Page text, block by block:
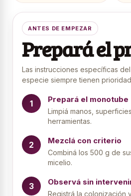
ANTES DE EMPEZAR
Prepará el
Las instrucciones específicas
especie siempre tienen
Prepará el monotube
Limpiá manos,
herramientas.
Mezclá con criterio
Combiná los 500 g de
micelio.
Observá sin
Registrá la colonización